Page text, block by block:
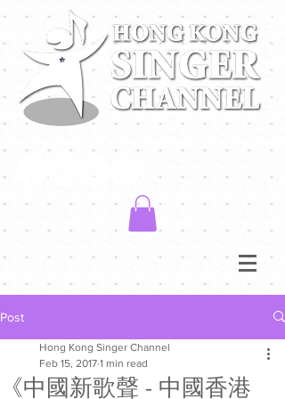
Post
《中國新歌聲 - 中國香港
Hong Kong Singer Channel
Feb 15, 2017 1 min read